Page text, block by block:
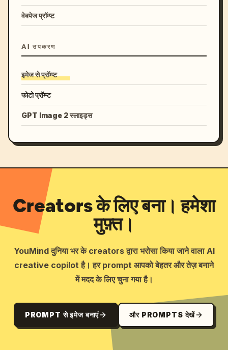
वेबपेज प्रॉम्प्ट
AI उपकरण
इमेज से प्रॉम्प्ट
फोटो प्रॉम्प्ट
GPT Image 2 स्लाइड्स
Creators के लिए बना। हमेशा
मुफ़्त।
YouMind दुनिया भर के creators द्वारा भरोसा किया जाने वाला AI
creative copilot है। हर prompt आपको बेहतर और तेज़ बनाने
में मदद के लिए चुना गया है।
PROMPT से इमेज बनाएं और PROMPTS देखें